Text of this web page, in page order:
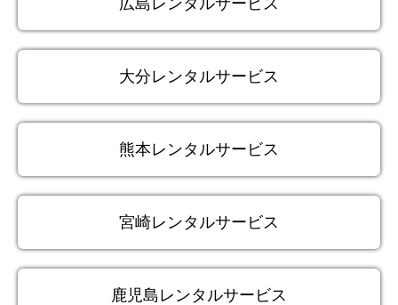
大分レンタルサービス
熊本レンタルサービス
宮崎レンタルサービス
鹿児島レンタルサービス